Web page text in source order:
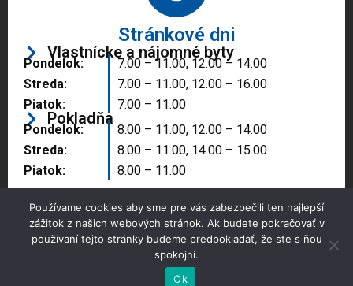
Stránkové dni
Vlastnícke a nájomné byty
Pondelok:
Streda:
Piatok:
7.00 – 11.00, 12.00 – 14.00
7.00 – 11.00, 12.00 – 16.00
7.00 – 11.00
Pokladňa
Pondelok:
Streda:
Piatok:
8.00 – 11.00, 12.00 – 14.00
8.00 – 11.00, 14.00 – 15.00
8.00 – 11.00
Copyright © 2025 Správa majetku mesta, n.o.,
Partizánske
Používame cookies aby sme pre vás zabezpečili ten najlepší
zážitok z našich webových stránok. Ak budete pokračovať v
používaní tejto stránky budeme predpokladať, že ste s ňou
spokojní.
Ok